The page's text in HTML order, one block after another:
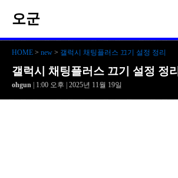
오군
HOME > new > 갤럭시 채팅플러스 끄기 설정 정리
갤럭시 채팅플러스 끄기 설정 정리
ohgun | 1:00 오후 | 2025년 11월 19일